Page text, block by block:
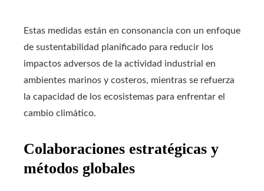
Estas medidas están en consonancia con un enfoque
de sustentabilidad planificado para reducir los
impactos adversos de la actividad industrial en
ambientes marinos y costeros, mientras se refuerza
la capacidad de los ecosistemas para enfrentar el
cambio climático.
Colaboraciones estratégicas y
métodos globales